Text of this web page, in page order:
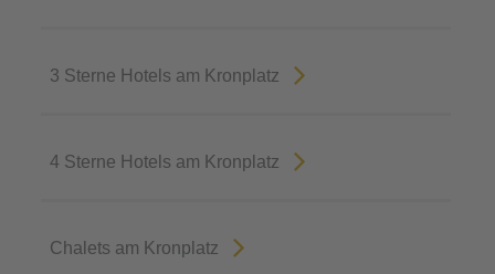
3 Sterne Hotels am Kronplatz
4 Sterne Hotels am Kronplatz
Chalets am Kronplatz